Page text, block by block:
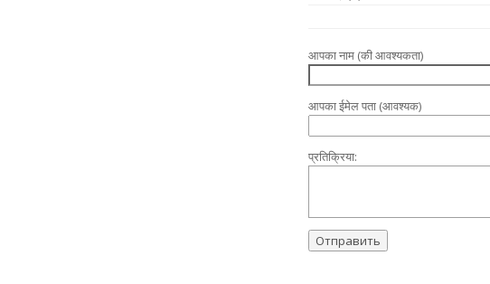
आपका नाम (की आवश्यकता)
आपका ईमेल पता (आवश्यक)
प्रतिक्रिया: